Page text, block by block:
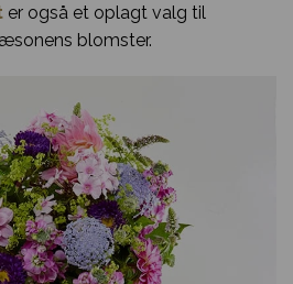
er også et oplagt valg til
blomster.